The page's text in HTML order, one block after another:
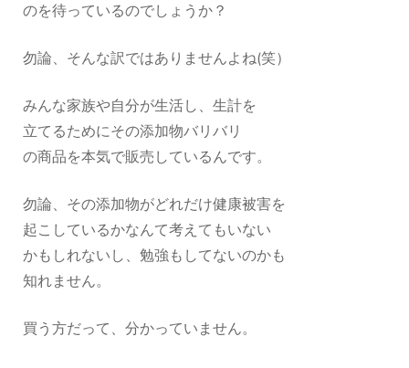
のを待っているのでしょうか？
勿論、そんな訳ではありませんよね(笑）
みんな家族や自分が生活し、生計を
立てるためにその添加物バリバリ
の商品を本気で販売しているんです。
勿論、その添加物がどれだけ健康被害を
起こしているかなんて考えてもいない
かもしれないし、勉強もしてないのかも
知れません。
買う方だって、分かっていません。